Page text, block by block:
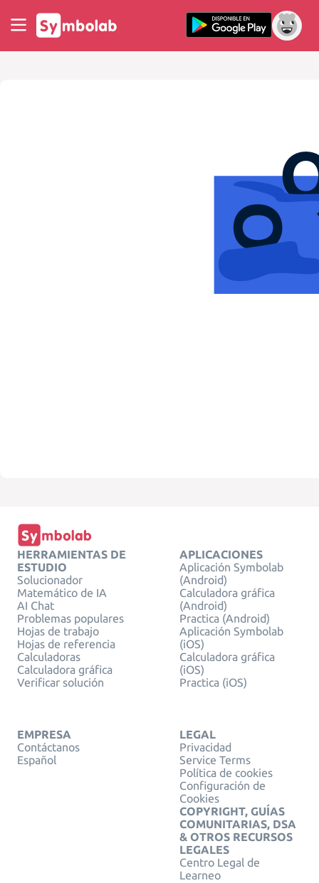
HERRAMIENTAS DE
ESTUDIO
Solucionador
Matemático de IA
AI Chat
Problemas populares
Hojas de trabajo
Hojas de referencia
Calculadoras
Calculadora gráfica
Verificar solución
APLICACIONES
Aplicación Symbolab
(Android)
Calculadora gráfica
(Android)
Practica (Android)
Aplicación Symbolab
(iOS)
Calculadora gráfica
(iOS)
Practica (iOS)
EMPRESA
Contáctanos
Español
LEGAL
Privacidad
Service Terms
Política de cookies
Configuración de
Cookies
COPYRIGHT, GUÍAS
COMUNITARIAS, DSA
& OTROS RECURSOS
LEGALES
Centro Legal de
Learneo